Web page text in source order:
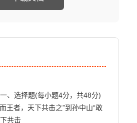
王者，天下共击之”到孙中山“敢
共击